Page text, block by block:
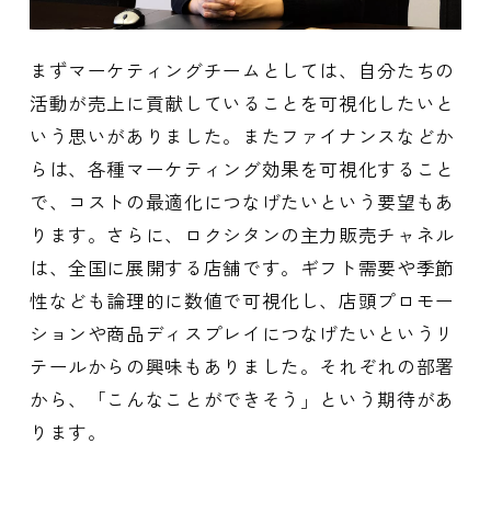
まずマーケティングチームとしては、自分たちの
活動が売上に貢献していることを可視化したいと
いう思いがありました。またファイナンスなどか
らは、各種マーケティング効果を可視化すること
で、コストの最適化につなげたいという要望もあ
ります。さらに、ロクシタンの主力販売チャネル
は、全国に展開する店舗です。ギフト需要や季節
性なども論理的に数値で可視化し、店頭プロモー
ションや商品ディスプレイにつなげたいというリ
テールからの興味もありました。それぞれの部署
から、「こんなことができそう」という期待があ
ります。